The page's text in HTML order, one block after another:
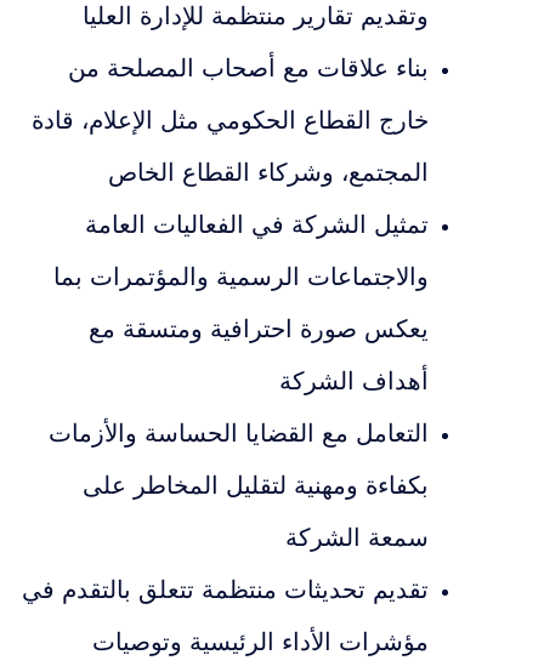
وتقديم تقارير منتظمة للإدارة العليا
بناء علاقات مع أصحاب المصلحة من
خارج القطاع الحكومي مثل الإعلام، قادة
المجتمع، وشركاء القطاع الخاص
تمثيل الشركة في الفعاليات العامة
والاجتماعات الرسمية والمؤتمرات بما
يعكس صورة احترافية ومتسقة مع
أهداف الشركة
التعامل مع القضايا الحساسة والأزمات
بكفاءة ومهنية لتقليل المخاطر على
سمعة الشركة
تقديم تحديثات منتظمة تتعلق بالتقدم في
مؤشرات الأداء الرئيسية وتوصيات